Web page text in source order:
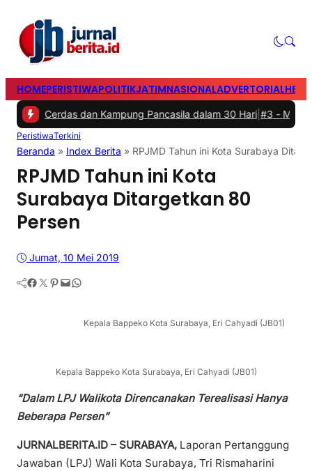
HOMEPERISTIWAPOLITIKJATIMNASIONALADVERTORIAL
dan Kampung Pancasila dalam 30 Hari|#3 -Mewakili Gen Z:
PeristiwaTerkini
Beranda » Index Berita » RPJMD Tahun ini Kota Surabaya
RPJMD Tahun ini Kota
Surabaya Ditargetkan 80
Persen
Jumat, 10 Mei 2019
Facebook Twitter Pinterest Mail WhatsApp
Kepala Bappeko Kota Surabaya, Eri Cahyadi (JB01)
Kepala Bappeko Kota Surabaya, Eri Cahyadi (JB01)
“Dalam LPJ Walikota Direncanakan Terealisasi Hanya
Beberapa Persen”
JURNALBERITA.ID – SURABAYA, Laporan Pertanggung
Jawaban (LPJ) Wali Kota Surabaya, Tri Rismaharini